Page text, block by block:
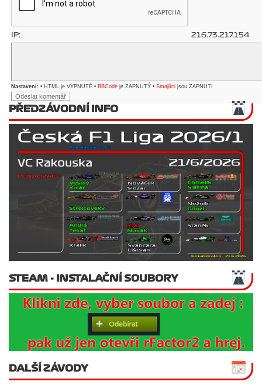
IP: 216.73.217.154
Nastavení: • HTML je VYPNUTÉ • BBCode je ZAPNUTÝ • Smajlíci jsou ZAPNUTI
PŘEDZÁVODNÍ INFO
STEAM - INSTALAČNÍ SOUBORY
DALŠÍ ZÁVODY